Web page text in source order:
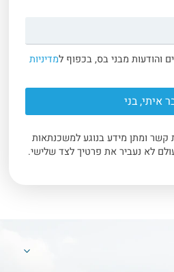
והודעות מבני בס, בכפוף למדיניות
איתי, בני
קשר ומתן מידע בנוגע למשכנתאות
לא נעביר את פרטיך לצד שלישי.